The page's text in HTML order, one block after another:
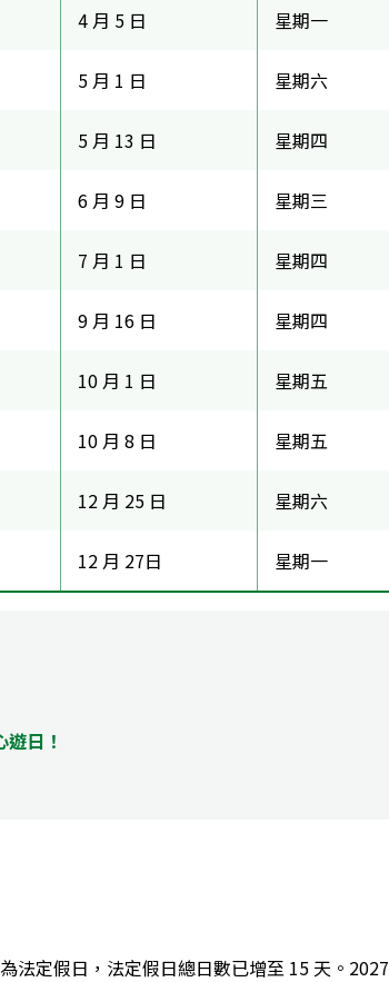
4 月 5 日 星期一
5 月 1 日 星期六
5 月 13 日 星期四
6 月 9 日 星期三
7 月 1 日 星期四
9 月 16 日 星期四
10 月 1 日 星期五
10 月 8 日 星期五
12 月 25 日 星期六
12 月 27日 星期一
日！
法定假日，法定假日總日數已增至 15 天。2027